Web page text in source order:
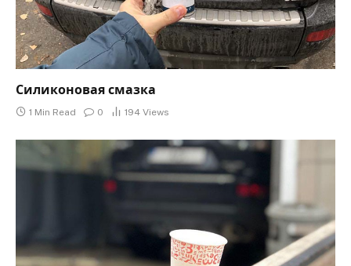
Силиконовая смазка
1 Min Read 0 194 Views